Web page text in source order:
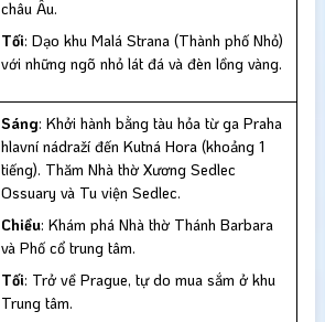
châu Âu.
Tối: Dạo khu Malá Strana (Thành phố Nhỏ)
với những ngõ nhỏ lát đá và đèn lồng vàng.
Sáng: Khởi hành bằng tàu hỏa từ ga Praha
hlavní nádraží đến Kutná Hora (khoảng 1
tiếng). Thăm Nhà thờ Xương Sedlec
Ossuary và Tu viện Sedlec.
Chiều: Khám phá Nhà thờ Thánh Barbara
và Phố cổ trung tâm.
Tối: Trở về Prague, tự do mua sắm ở khu
Trung tâm.